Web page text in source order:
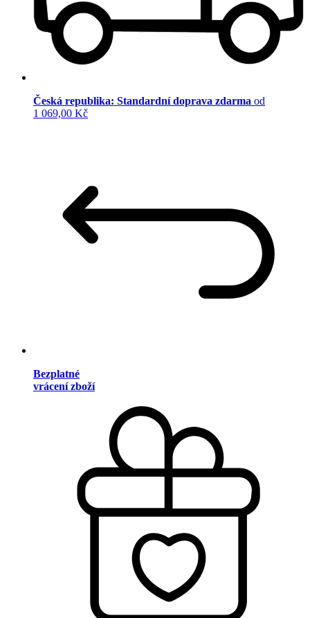
Česká republika: Standardní doprava zdarma od
1 069,00 Kč
Bezplatné
vrácení zboží